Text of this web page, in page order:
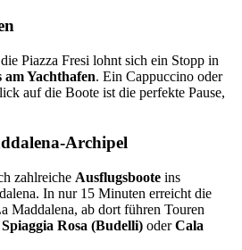
Piazza Fresi lohnt sich ein Stopp in
Yachthafen. Ein Cappuccino oder
auf die Boote ist die perfekte Pause,
Archipel
zahlreiche Ausflugsboote ins
In nur 15 Minuten erreicht die
Maddalena, ab dort führen Touren
Spiaggia Rosa (Budelli) oderCala